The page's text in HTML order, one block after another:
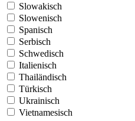
Slowakisch
Slowenisch
Spanisch
Serbisch
Schwedisch
Italienisch
Thailändisch
Türkisch
Ukrainisch
Vietnamesisch